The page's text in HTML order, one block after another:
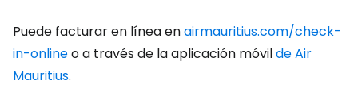
Puede facturar en línea enairmauritius.com/check-
in-onlineo a través de la aplicación móvilde Air
Mauritius.